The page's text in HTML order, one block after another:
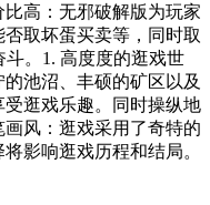
高：无邪破解版为玩家
取坏蛋买卖等，同时取
。1. 高度度的逛戏世
池沼、丰硕的矿区以及
逛戏乐趣。同时操纵地
风：逛戏采用了奇特的
影响逛戏历程和结局。